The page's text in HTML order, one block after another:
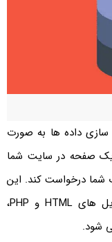
داده ها به صورت
صفحه در سایت شما
شما درخواست کند. این
درخواست ها شامل پرونده هایی مانند فایل های HTML و PHP،
شود.